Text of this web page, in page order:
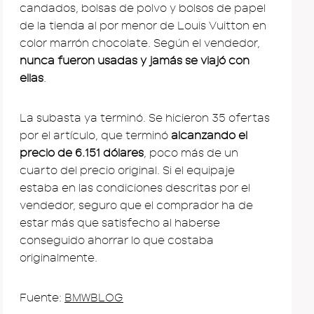
candados, bolsas de polvo y bolsos de papel
de la tienda al por menor de Louis Vuitton en
color marrón chocolate. Según el vendedor,
nunca fueron usadas y jamás se viajó con
ellas.
La subasta ya terminó. Se hicieron 35 ofertas
por el artículo, que terminó alcanzando el
precio de 6.151 dólares, poco más de un
cuarto del precio original. Si el equipaje
estaba en las condiciones descritas por el
vendedor, seguro que el comprador ha de
estar más que satisfecho al haberse
conseguido ahorrar lo que costaba
originalmente.
Fuente: BMWBLOG